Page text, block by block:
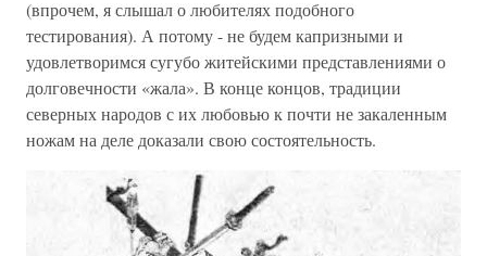
(впрочем, я слышал о любителях подобного
тестирования). А потому - не будем капризными и
удовлетворимся сугубо житейскими представлениями о
долговечности «жала». В конце концов, традиции
северных народов с их любовью к почти не закаленным
ножам на деле доказали свою состоятельность.